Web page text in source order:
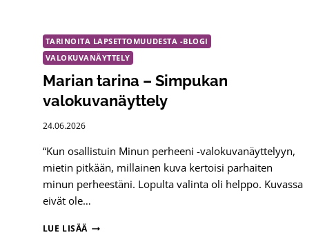
TARINOITA LAPSETTOMUUDESTA -BLOGI
VALOKUVANÄYTTELY
Marian tarina – Simpukan
valokuvanäyttely
24.06.2026
“Kun osallistuin Minun perheeni -valokuvanäyttelyyn,
mietin pitkään, millainen kuva kertoisi parhaiten
minun perheestäni. Lopulta valinta oli helppo. Kuvassa
eivät ole…
LUE LISÄÄ MARIAN